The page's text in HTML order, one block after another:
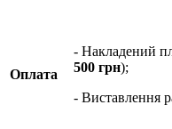
Оплата
- Накладений
500 грн);
- Виставлення